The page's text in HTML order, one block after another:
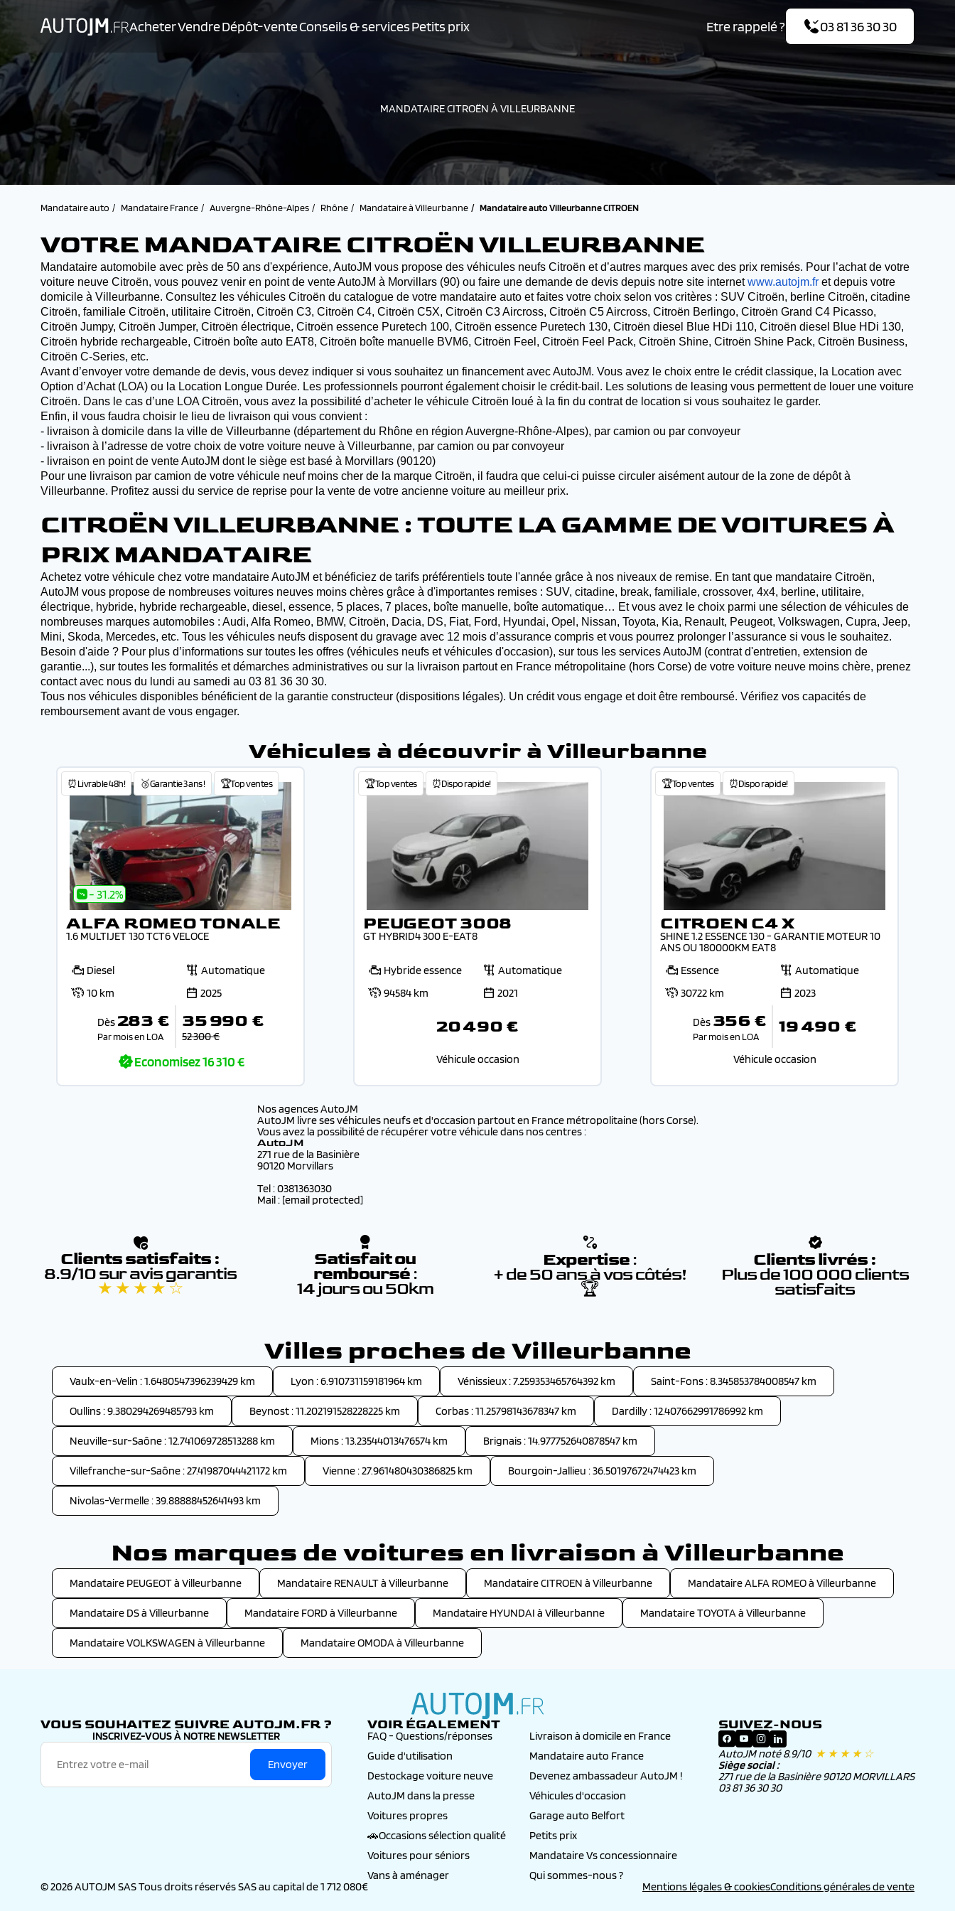
AcheterVendreDépôt-venteConseils & servicesPetits prix Etre rappelé ? 03 81 36 30 30
MANDATAIRE CITROËN À VILLEURBANNE
Mandataire auto Mandataire France Auvergne-Rhône-Alpes Rhône Mandataire à Villeurbanne Mandataire auto Villeurbanne CITROEN
VOTRE MANDATAIRE CITROËN VILLEURBANNE
Mandataire automobile avec près de 50 ans d'expérience, AutoJM vous propose des véhicules neufs Citroën et d’autres marques avec des prix remisés. Pour l’achat de votre
voiture neuve Citroën, vous pouvez venir en point de vente AutoJM à Morvillars (90) ou faire une demande de devis depuis notre site internetwww.autojm.fr et depuis votre
domicile à Villeurbanne. Consultez les véhicules Citroën du catalogue de votre mandataire auto et faites votre choix selon vos critères : SUV Citroën, berline Citroën, citadine
Citroën, familiale Citroën, utilitaire Citroën, Citroën C3, Citroën C4, Citroën C5X, Citroën C3 Aircross, Citroën C5 Aircross, Citroën Berlingo, Citroën Grand C4 Picasso,
Citroën Jumpy, Citroën Jumper, Citroën électrique, Citroën essence Puretech 100, Citroën essence Puretech 130, Citroën diesel Blue HDi 110, Citroën diesel Blue HDi 130,
Citroën hybride rechargeable, Citroën boîte auto EAT8, Citroën boîte manuelle BVM6, Citroën Feel, Citroën Feel Pack, Citroën Shine, Citroën Shine Pack, Citroën Business,
Citroën C-Series, etc.
Avant d’envoyer votre demande de devis, vous devez indiquer si vous souhaitez un financement avec AutoJM. Vous avez le choix entre le crédit classique, la Location avec
Option d’Achat (LOA) ou la Location Longue Durée. Les professionnels pourront également choisir le crédit-bail. Les solutions de leasing vous permettent de louer une voiture
Citroën. Dans le cas d’une LOA Citroën, vous avez la possibilité d’acheter le véhicule Citroën loué à la fin du contrat de location si vous souhaitez le garder.
Enfin, il vous faudra choisir le lieu de livraison qui vous convient :
- livraison à domicile dans la ville de Villeurbanne (département du Rhône en région Auvergne-Rhône-Alpes), par camion ou par convoyeur
- livraison à l’adresse de votre choix de votre voiture neuve à Villeurbanne, par camion ou par convoyeur
- livraison en point de vente AutoJM dont le siège est basé à Morvillars (90120)
Pour une livraison par camion de votre véhicule neuf moins cher de la marque Citroën, il faudra que celui-ci puisse circuler aisément autour de la zone de dépôt à
Villeurbanne. Profitez aussi du service de reprise pour la vente de votre ancienne voiture au meilleur prix.
CITROËN VILLEURBANNE : TOUTE LA GAMME DE VOITURES À
PRIX MANDATAIRE
Achetez votre véhicule chez votre mandataire AutoJM et bénéficiez de tarifs préférentiels toute l'année grâce à nos niveaux de remise. En tant que mandataire Citroën,
AutoJM vous propose de nombreuses voitures neuves moins chères grâce à d'importantes remises : SUV, citadine, break, familiale, crossover, 4x4, berline, utilitaire,
électrique, hybride, hybride rechargeable, diesel, essence, 5 places, 7 places, boîte manuelle, boîte automatique… Et vous avez le choix parmi une sélection de véhicules de
nombreuses marques automobiles : Audi, Alfa Romeo, BMW, Citroën, Dacia, DS, Fiat, Ford, Hyundai, Opel, Nissan, Toyota, Kia, Renault, Peugeot, Volkswagen, Cupra, Jeep,
Mini, Skoda, Mercedes, etc. Tous les véhicules neufs disposent du gravage avec 12 mois d’assurance compris et vous pourrez prolonger l’assurance si vous le souhaitez.
Besoin d'aide ? Pour plus d’informations sur toutes les offres (véhicules neufs et véhicules d'occasion), sur tous les services AutoJM (contrat d'entretien, extension de
garantie...), sur toutes les formalités et démarches administratives ou sur la livraison partout en France métropolitaine (hors Corse) de votre voiture neuve moins chère, prenez
contact avec nous du lundi au samedi au 03 81 36 30 30.
Tous nos véhicules disponibles bénéficient de la garantie constructeur (dispositions légales). Un crédit vous engage et doit être remboursé. Vérifiez vos capacités de
remboursement avant de vous engager.
Véhicules à découvrir à Villeurbanne
⏰Livrable 48h! 🥉Garantie 3 ans ! 🏆Top ventes
- 31.2%
ALFA ROMEO TONALE
1.6 MULTIJET 130 TCT6 VELOCE
Diesel
Automatique
10 km
2025
Dès 283 €
Par mois en LOA
35 990 €
52 300 €
Economisez16 310 €
🏆Top ventes ⏰Dispo rapide!
PEUGEOT 3008
GT HYBRID4 300 E-EAT8
Hybride essence
Automatique
94584 km
2021
20 490 €
Véhicule occasion
🏆Top ventes ⏰Dispo rapide!
CITROEN C4 X
SHINE 1.2 ESSENCE 130 - GARANTIE MOTEUR 10
ANS OU 180000KM EAT8
Essence
Automatique
30722 km
2023
Dès 356 €
Par mois en LOA 19 490 €
Véhicule occasion
Nos agences AutoJM
AutoJM livre ses véhicules neufs et d'occasion partout en France métropolitaine (hors Corse).
Vous avez la possibilité de récupérer votre véhicule dans nos centres :
AutoJM
271 rue de la Basinière
90120 Morvillars
Tel : 0381363030
Mail : [email protected]
Clients satisfaits :
8.9/10 sur avis garantis
★ ★ ★ ★ ☆
Satisfait ou
remboursé :
14 jours ou 50km
Expertise :
+ de 50 ans à vos côtés!
🏆
Clients livrés :
Plus de 100 000 clients
satisfaits
Villes proches de Villeurbanne
Vaulx-en-Velin : 1.6480547396239429 km Lyon : 6.910731159181964 km Vénissieux : 7.259353465764392 km Saint-Fons : 8.345853784008547 km
Oullins : 9.380294269485793 km Beynost : 11.202191528228225 km Corbas : 11.25798143678347 km Dardilly : 12.407662991786992 km
Neuville-sur-Saône : 12.741069728513288 km Mions : 13.23544013476574 km Brignais : 14.977752640878547 km
Villefranche-sur-Saône : 27.41987044421172 km Vienne : 27.961480430386825 km Bourgoin-Jallieu : 36.50197672474423 km
Nivolas-Vermelle : 39.88888452641493 km
Nos marques de voitures en livraison à Villeurbanne
Mandataire PEUGEOT à Villeurbanne Mandataire RENAULT à Villeurbanne Mandataire CITROEN à Villeurbanne Mandataire ALFA ROMEO à Villeurbanne
Mandataire DS à Villeurbanne Mandataire FORD à Villeurbanne Mandataire HYUNDAI à Villeurbanne Mandataire TOYOTA à Villeurbanne
Mandataire VOLKSWAGEN à Villeurbanne Mandataire OMODA à Villeurbanne
autojm.fr
VOUS SOUHAITEZ SUIVRE AUTOJM.FR ?
INSCRIVEZ-VOUS À NOTRE NEWSLETTER
Envoyer
VOIR ÉGALEMENT
FAQ - Questions/réponses
Livraison à domicile en France
Guide d'utilisation
Mandataire auto France
Destockage voiture neuve
Devenez ambassadeur AutoJM !
AutoJM dans la presse
Véhicules d'occasion
Voitures propres
Garage auto Belfort
🚗Occasions sélection qualité
Petits prix
Voitures pour séniors
Mandataire Vs concessionnaire
Vans à aménager
Qui sommes-nous ?
SUIVEZ-NOUS
AutoJM noté 8.9/10 ★ ★ ★ ★ ☆
Siège social :
271 rue de la Basinière 90120 MORVILLARS
03 81 36 30 30
© 2026 AUTOJM SAS Tous droits réservés SAS au capital de 1 712 080€ Mentions légales & cookiesConditions générales de vente